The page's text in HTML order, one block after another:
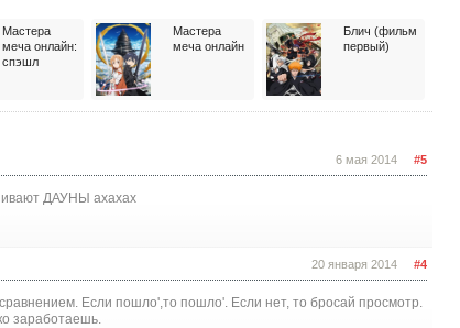
Мастера
меча онлайн:
спэшл
Мастера
меча онлайн
Блич (фильм
первый)
#5
6 мая 2014
ДАУНЫ ахахах
#4
20 января 2014
Если пошло',то пошло'. Если нет, то бросай просмотр.
заработаешь.